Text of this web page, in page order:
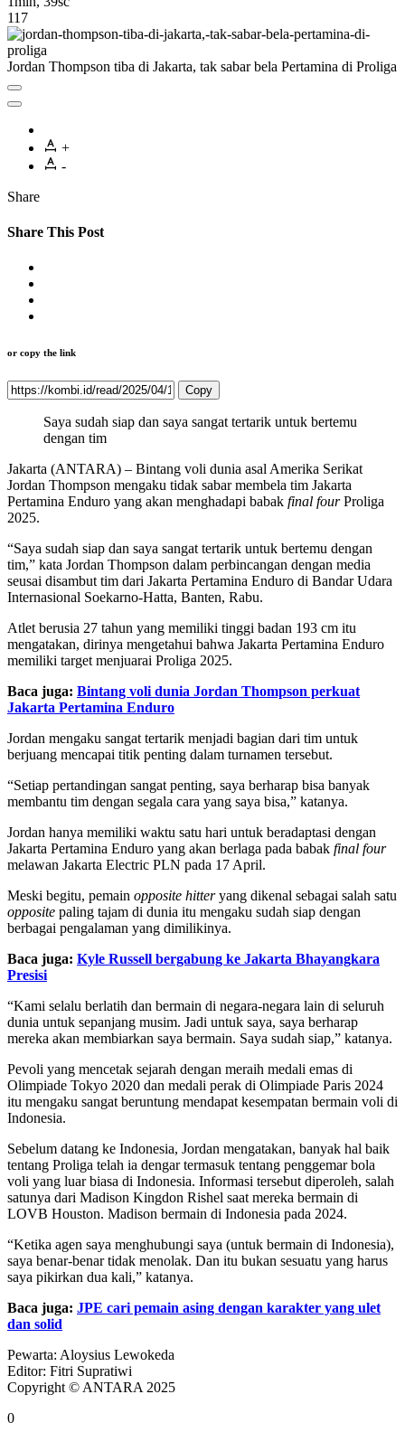
117
Jordan Thompson tiba di Jakarta, tak sabar bela Pertamina di Proliga
+
-
Share
Share This Post
or copy the link
Copy
Saya sudah siap dan saya sangat tertarik untuk bertemu
dengan tim
Jakarta (ANTARA) – Bintang voli dunia asal Amerika Serikat
Jordan Thompson mengaku tidak sabar membela tim Jakarta
Pertamina Enduro yang akan menghadapi babak final fourProliga
2025.
“Saya sudah siap dan saya sangat tertarik untuk bertemu dengan
tim,” kata Jordan Thompson dalam perbincangan dengan media
seusai disambut tim dari Jakarta Pertamina Enduro di Bandar Udara
Internasional Soekarno-Hatta, Banten, Rabu.
Atlet berusia 27 tahun yang memiliki tinggi badan 193 cm itu
mengatakan, dirinya mengetahui bahwa Jakarta Pertamina Enduro
memiliki target menjuarai Proliga 2025.
Baca juga: Bintang voli dunia Jordan Thompson perkuat
Jakarta Pertamina Enduro
Jordan mengaku sangat tertarik menjadi bagian dari tim untuk
berjuang mencapai titik penting dalam turnamen tersebut.
“Setiap pertandingan sangat penting, saya berharap bisa banyak
membantu tim dengan segala cara yang saya bisa,” katanya.
Jordan hanya memiliki waktu satu hari untuk beradaptasi dengan
Jakarta Pertamina Enduro yang akan berlaga pada babak final four
melawan Jakarta Electric PLN pada 17 April.
Meski begitu, pemain opposite hitteryang dikenal sebagai salah satu
opposite paling tajam di dunia itu mengaku sudah siap dengan
berbagai pengalaman yang dimilikinya.
Baca juga: Kyle Russell bergabung ke Jakarta Bhayangkara
Presisi
“Kami selalu berlatih dan bermain di negara-negara lain di seluruh
dunia untuk sepanjang musim. Jadi untuk saya, saya berharap
mereka akan membiarkan saya bermain. Saya sudah siap,” katanya.
Pevoli yang mencetak sejarah dengan meraih medali emas di
Olimpiade Tokyo 2020 dan medali perak di Olimpiade Paris 2024
itu mengaku sangat beruntung mendapat kesempatan bermain voli di
Indonesia.
Sebelum datang ke Indonesia, Jordan mengatakan, banyak hal baik
tentang Proliga telah ia dengar termasuk tentang penggemar bola
voli yang luar biasa di Indonesia. Informasi tersebut diperoleh, salah
satunya dari Madison Kingdon Rishel saat mereka bermain di
LOVB Houston. Madison bermain di Indonesia pada 2024.
“Ketika agen saya menghubungi saya (untuk bermain di Indonesia),
saya benar-benar tidak menolak. Dan itu bukan sesuatu yang harus
saya pikirkan dua kali,” katanya.
Baca juga: JPE cari pemain asing dengan karakter yang ulet
dan solid
Pewarta: Aloysius Lewokeda
Editor: Fitri Supratiwi
Copyright © ANTARA 2025
0